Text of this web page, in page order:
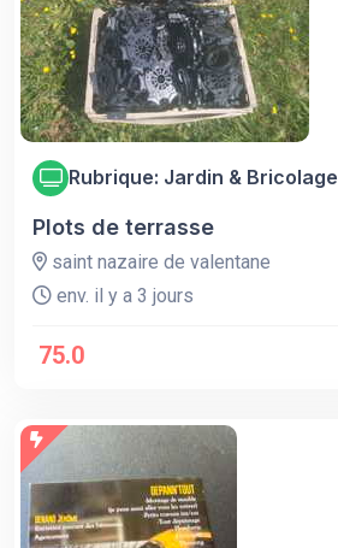
Rubrique: Jardin & Bricolage
Plots de terrasse
saint nazaire de valentane
env. il y a 3 jours
75.0